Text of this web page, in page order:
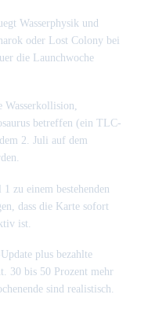
Wasserphysik und
oder Lost Colony bei
die Launchwoche
Wasserkollision,
betreffen (ein TLC-
2. Juli auf dem
zu einem bestehenden
dass die Karte sofort
ist.
plus bezahlte
30 bis 50 Prozent mehr
sind realistisch.